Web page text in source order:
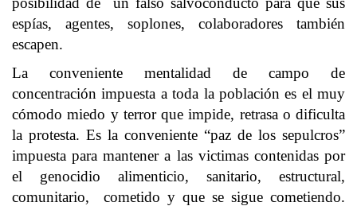
espías, agentes, soplones, colaboradores también
escapen.
La conveniente mentalidad de campo de
concentración impuesta a toda la población es el muy
cómodo miedo y terror que impide, retrasa o dificulta
la protesta. Es la conveniente “paz de los sepulcros”
impuesta para mantener a las victimas contenidas por
el genocidio alimenticio, sanitario, estructural,
comunitario, cometido y que se sigue cometiendo.